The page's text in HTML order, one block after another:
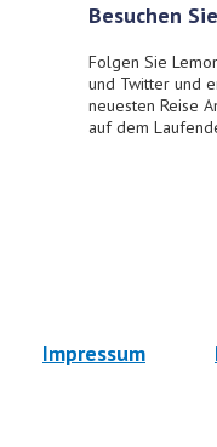
Besuchen
Folgen Sie
und Twitter und
neuesten Reise
auf dem
Impressum